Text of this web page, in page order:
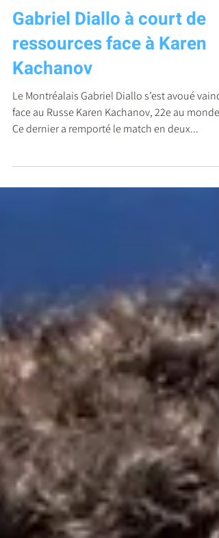
Tennis
Gabriel Diallo à court de
ressources face à Karen
Kachanov
Le Montréalais Gabriel Diallo s’est avoué